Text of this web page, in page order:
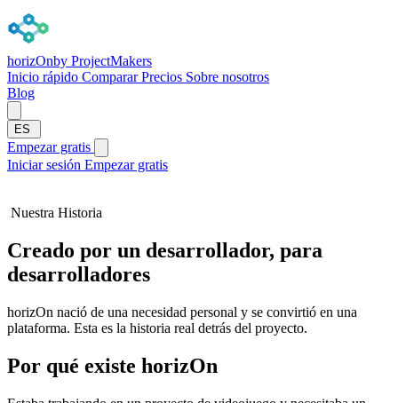
horizOnby ProjectMakers
Inicio rápido CompararPrecios Sobre nosotros
Blog
ES
Empezar gratis
Iniciar sesión Empezar gratis
Nuestra Historia
Creado por un desarrollador, para
desarrolladores
horizOn nació de una necesidad personal y se convirtió en una
plataforma. Esta es la historia real detrás del proyecto.
Por qué existe horizOn